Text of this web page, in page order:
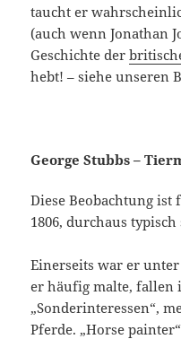
taucht er
(auch wenn Jonathan
Geschichte der
hebt! – siehe unseren
George Stubbs –
Diese Beobachtung
1806, durchaus
Einerseits war er
er häufig malte, fallen
„Sonderinteressen“,
Pferde. „Horse